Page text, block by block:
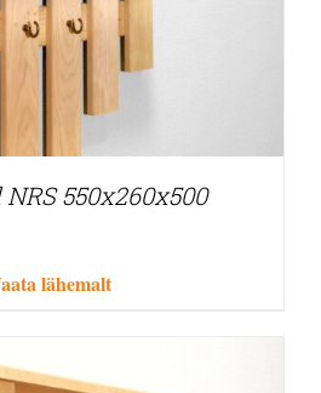
550x260x500
lähemalt